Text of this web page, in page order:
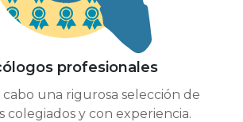
profesionales
cabo una rigurosa selección de
colegiados y con experiencia.